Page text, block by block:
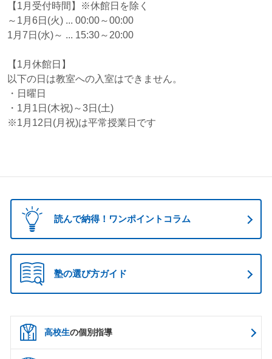
【1月受付時間】※休館日を除く
～1月6日(火) ... 00:00～00:00
1月7日(水)～ ... 15:30～20:00
【1月休館日】
以下の日は教室への入室はできません。
・日曜日
・1月1日(木祝)～3日(土)
※1月12日(月祝)は平常授業日です
読んで納得！ワンポイントコラム
塾の選び方ガイド
高校生の個別指導